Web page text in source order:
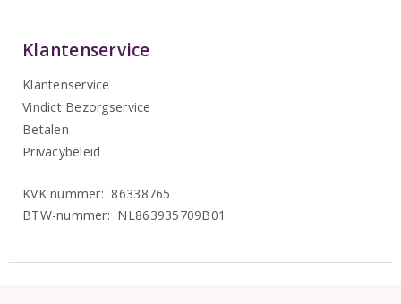
Klantenservice
Klantenservice
Vindict Bezorgservice
Betalen
Privacybeleid
KVK nummer: 86338765
BTW-nummer: NL863935709B01